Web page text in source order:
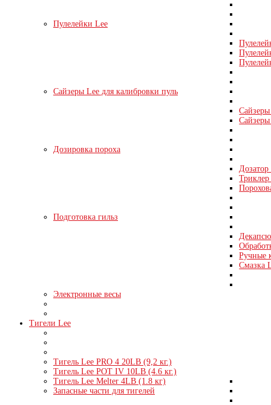
Пулелейки Lee
Сайзеры Lee для калибровки пуль
Дозировка пороха
Подготовка гильз
Ручные
Смазка
Электронные весы
Тигели Lee
Тигель Lee PRO 4 20LB (9,2 кг.)
Тигель Lee POT IV 10LB (4.6 кг.)
Тигель Lee Melter 4LB (1.8 кг)
Запасные части для тигелей